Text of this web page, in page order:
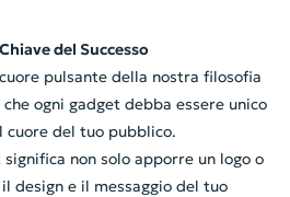
del Successo
pulsante della nostra filosofia
ogni gadget debba essere unico
del tuo pubblico.
non solo apporre un logo o
design e il messaggio del tuo